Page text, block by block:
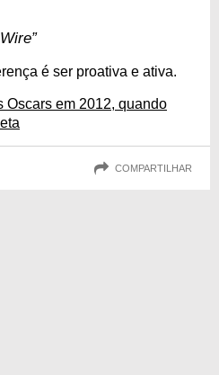
é ser proativa e ativa.
Oscars em 2012, quando
COMPARTILHAR